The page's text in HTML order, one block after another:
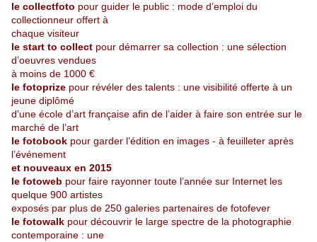
le collectfoto pour guider le public : mode d’emploi du
collectionneur offert à
chaque visiteur
le start to collect pour démarrer sa collection : une sélection
d’oeuvres vendues
à moins de 1000 €
le fotoprize pour révéler des talents : une visibilité offerte à un
jeune diplômé
d’une école d’art française afin de l’aider à faire son entrée sur le
marché de l’art
le fotobook pour garder l’édition en images - à feuilleter après
l’événement
et nouveaux en 2015
le fotoweb pour faire rayonner toute l’année sur Internet les
quelque 900 artistes
exposés par plus de 250 galeries partenaires de fotofever
le fotowalk pour découvrir le large spectre de la photographie
contemporaine : une